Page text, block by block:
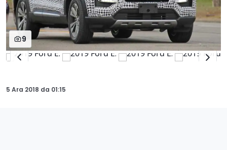
9
5 Ara 2018 da 01:15